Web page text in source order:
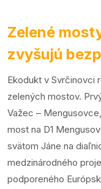
Zelené
zvyšujú
Ekodukt v Svrčinovci
zelených mostov.
Važec –
most na D1
svätom Jáne na
medzinárodného
podporeného